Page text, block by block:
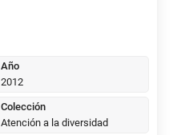
Año
2012
Colección
Atención a la diversidad